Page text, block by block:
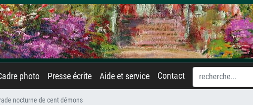
photo Presse écrite Aide et service Contact
nocturne de cent démons